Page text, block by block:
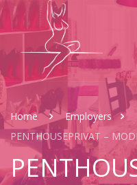
Home
Employers
PENTHOUSEPRIVAT –